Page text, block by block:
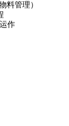
料管理）
作